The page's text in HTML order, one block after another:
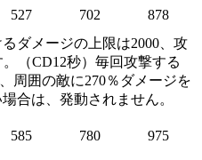
527 702
878
ダメージの上限は2000、攻
（CD12秒）毎回攻撃する
周囲の敵に270％ダメージを
合は、発動されません。
585 780 975